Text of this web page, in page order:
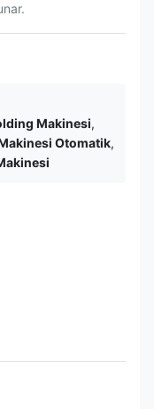
Makinesi,
Otomatik,